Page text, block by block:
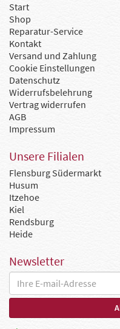
Start
Shop
Reparatur-Service
Kontakt
Versand und Zahlung
Cookie Einstellungen
Datenschutz
Widerrufsbelehrung
Vertrag widerrufen
AGB
Impressum
Unsere Filialen
Flensburg Südermarkt
Husum
Itzehoe
Kiel
Rendsburg
Heide
Newsletter